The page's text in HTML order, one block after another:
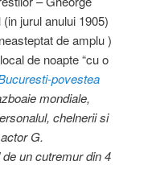
jurul anului 1905)
de amplu )
de noapte “cu o
povestea
mondiale,
chelnerii si
G.
un cutremur din 4